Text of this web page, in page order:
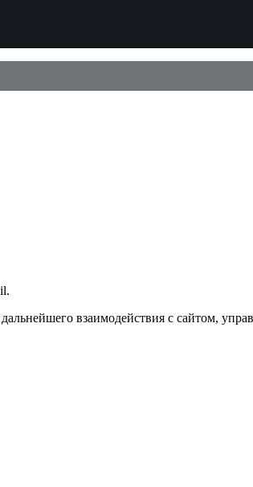
взаимодействия с сайтом,